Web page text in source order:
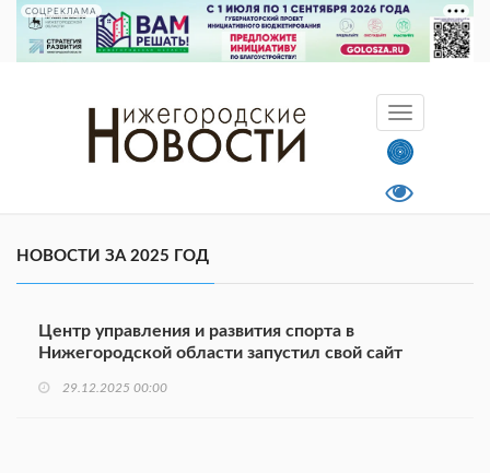
СОЦРЕКЛАМА
НОВОСТИ ЗА 2025 ГОД
Центр управления и развития спорта в
Нижегородской области запустил свой сайт
29.12.2025 00:00